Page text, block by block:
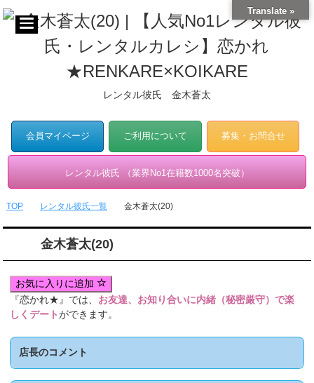
レンタル彼氏 金木蒼太
会員マイページ ご利用について 募集・お問合せ
レンタル彼氏 （業界No1在籍数1000名突破）
TOP レンタル彼氏一覧 金木蒼太(20)
金木蒼太(20)
お気に入りに追加
『恋かれ★』では、 お友達、お知り合いに内緒（秘密厳守）で楽
しくデートができます。
店長のコメント
Translate »